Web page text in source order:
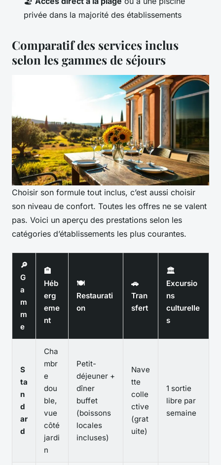
privée dans la majorité des établissements
Comparatif des services inclus
selon les gammes de séjours
Choisir son formule tout inclus, c’est aussi choisir
son niveau de confort. Toutes les offres ne se valent
pas. Voici un aperçu des prestations selon les
catégories d’établissements les plus courantes.
🔎
G
a
m
m
e
🏨
Héb
erg
eme
nt
🍽️
Restaurati
on
🚗
Tran
sfert
🏛️
Excursio
ns
culturelle
s
S
ta
n
d
ar
d
Cha
mbr
e
dou
ble,
vue
côté
jardi
n
Petit-
déjeuner +
dîner
buffet
(boissons
locales
incluses)
Nave
tte
colle
ctive
(grat
uite)
1 sortie
libre par
semaine